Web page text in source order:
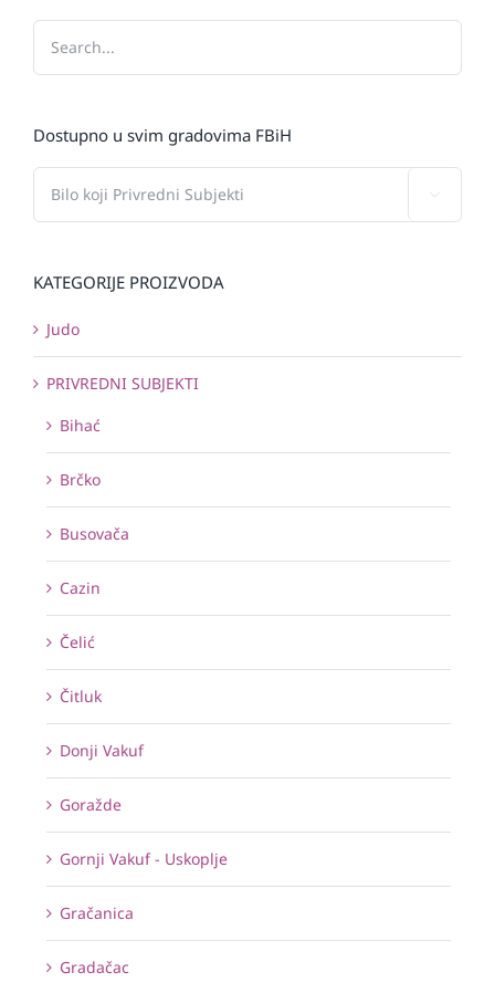
Dostupno u svim gradovima FBiH
KATEGORIJE PROIZVODA
Judo
PRIVREDNI SUBJEKTI
Bihać
Brčko
Busovača
Cazin
Čelić
Čitluk
Donji Vakuf
Goražde
Gornji Vakuf - Uskoplje
Gračanica
Gradačac